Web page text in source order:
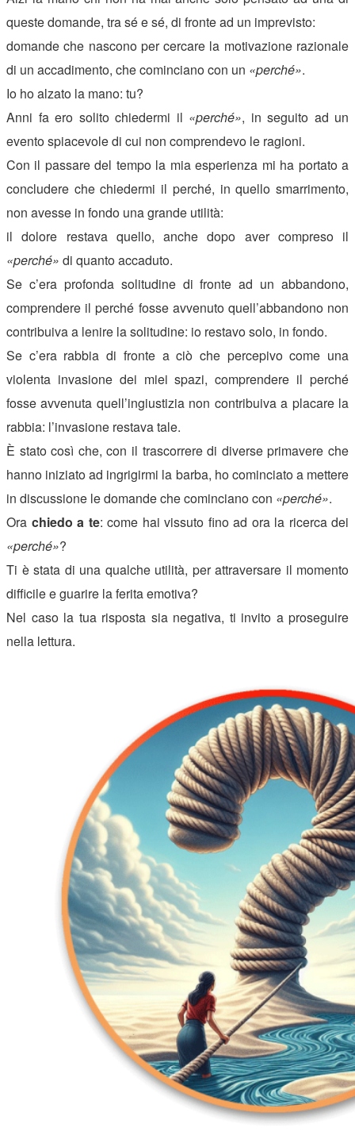
queste domande, tra sé e sé, di fronte ad un imprevisto:
domande che nascono per cercare la motivazione razionale
di un accadimento, che cominciano con un «perché».
Io ho alzato la mano: tu?
Anni fa ero solito chiedermi il «perché», in seguito ad un
evento spiacevole di cui non comprendevo le ragioni.
Con il passare del tempo la mia esperienza mi ha portato a
concludere che chiedermi il perché, in quello smarrimento,
non avesse in fondo una grande utilità:
il dolore restava quello, anche dopo aver compreso il
«perché» di quanto accaduto.
Se c’era profonda solitudine di fronte ad un abbandono,
comprendere il perché fosse avvenuto quell’abbandono non
contribuiva a lenire la solitudine: io restavo solo, in fondo.
Se c’era rabbia di fronte a ciò che percepivo come una
violenta invasione dei miei spazi, comprendere il perché
fosse avvenuta quell’ingiustizia non contribuiva a placare la
rabbia: l’invasione restava tale.
È stato così che, con il trascorrere di diverse primavere che
hanno iniziato ad ingrigirmi la barba, ho cominciato a mettere
in discussione le domande che cominciano con «perché».
Ora chiedo a te: come hai vissuto fino ad ora la ricerca dei
«perché»?
Ti è stata di una qualche utilità, per attraversare il momento
difficile e guarire la ferita emotiva?
Nel caso la tua risposta sia negativa, ti invito a proseguire
nella lettura.